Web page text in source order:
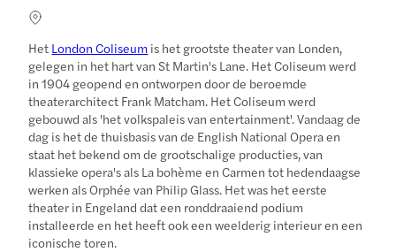
Het London Coliseum is het grootste theater van Londen,
gelegen in het hart van St Martin's Lane. Het Coliseum werd
in 1904 geopend en ontworpen door de beroemde
theaterarchitect Frank Matcham. Het Coliseum werd
gebouwd als 'het volkspaleis van entertainment'. Vandaag de
dag is het de thuisbasis van de English National Opera en
staat het bekend om de grootschalige producties, van
klassieke opera's als La bohème en Carmen tot hedendaagse
werken als Orphée van Philip Glass. Het was het eerste
theater in Engeland dat een ronddraaiend podium
installeerde en het heeft ook een weelderig interieur en een
iconische toren.